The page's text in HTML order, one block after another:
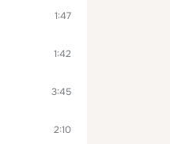
1:47
1:42
3:45
2:10